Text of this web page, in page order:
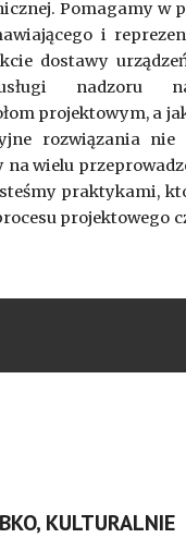
Pomagamy w
i
dostawy
nadzoru
projektowym, a
rozwiązania
wielu
praktykami,
projektowego
KULTURALNIE